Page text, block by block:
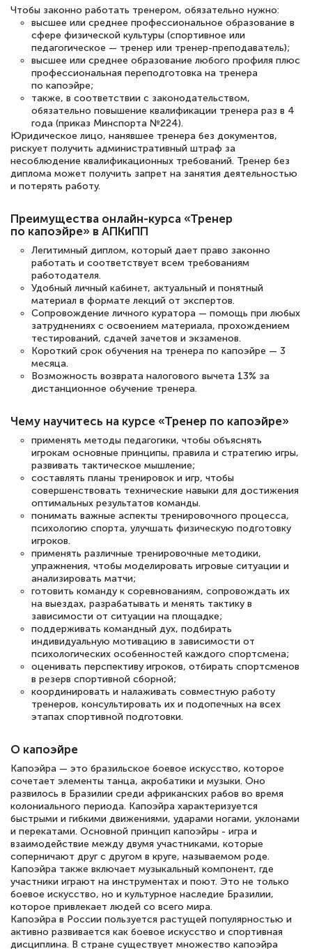
Елена Петрикс
Знаток города 5 уровня
11 марта 2026
Всем добрый день! Я прошла курс
повышени каалификации по
специальности «Тренер-преподаватель
по тяжелой атлетике»! Хочется
подчеркуть, что при обращении
специалисты, ответили на все
интересующие вопросы и в течении
двух…
Светлана К
Знаток города 7 уровня
10 марта 2026
быстро ответили, разъяснили все детали.
Обучение понравилось: огромное
количество тематической литературы,
пособий и учебников доступно на время
прохождения курса, удобная система
аттестации, проблем не возникло ни на
каком этапе…
Чтобы законно работать тренером, обязательно нужно:
высшее или среднее профессиональное образование в
сфере физической культуры (спортивное или
педагогическое — тренер или тренер-преподаватель);
высшее или среднее образование любого профиля плюс
профессиональная переподготовка на тренера
по капоэйре;
также, в соответствии с законодательством,
обязательно повышение квалификации тренера раз в 4
года (приказ Минспорта №224).
Юридическое лицо, нанявшее тренера без документов,
рискует получить административный штраф за
несоблюдение квалификационных требований. Тренер без
диплома может получить запрет на занятия деятельностью
и потерять работу.
Преимущества онлайн-курса «Тренер
по капоэйре» в АПКиПП
Легитимный диплом, который дает право законно
работать и соответствует всем требованиям
работодателя.
Удобный личный кабинет, актуальный и понятный
материал в формате лекций от экспертов.
Сопровождение личного куратора — помощь при любых
затруднениях с освоением материала, прохождением
тестирований, сдачей зачетов и экзаменов.
Короткий срок обучения на тренера по капоэйре — 3
месяца.
Возможность возврата налогового вычета 13% за
дистанционное обучение тренера.
Чему научитесь на курсе «Тренер по капоэйре»
применять методы педагогики, чтобы объяснять
игрокам основные принципы, правила и стратегию игры,
развивать тактическое мышление;
составлять планы тренировок и игр, чтобы
совершенствовать технические навыки для достижения
оптимальных результатов команды.
понимать важные аспекты тренировочного процесса,
психологию спорта, улучшать физическую подготовку
игроков.
применять различные тренировочные методики,
упражнения, чтобы моделировать игровые ситуации и
анализировать матчи;
готовить команду к соревнованиям, сопровождать их
на выездах, разрабатывать и менять тактику в
зависимости от ситуации на площадке;
поддерживать командный дух, подбирать
индивидуальную мотивацию в зависимости от
психологических особенностей каждого спортсмена;
оценивать перспективу игроков, отбирать спортсменов
в резерв спортивной сборной;
координировать и налаживать совместную работу
тренеров, консультировать их и подопечных на всех
этапах спортивной подготовки.
О капоэйре
Капоэйра — это бразильское боевое искусство, которое
сочетает элементы танца, акробатики и музыки. Оно
развилось в Бразилии среди африканских рабов во время
колониального периода. Капоэйра характеризуется
быстрыми и гибкими движениями, ударами ногами, уклонами
и перекатами. Основной принцип капоэйры - игра и
взаимодействие между двумя участниками, которые
соперничают друг с другом в круге, называемом роде.
Капоэйра также включает музыкальный компонент, где
участники играют на инструментах и поют. Это не только
боевое искусство, но и культурное наследие Бразилии,
которое привлекает людей со всего мира.
Капоэйра в России пользуется растущей популярностью и
активно развивается как боевое искусство и спортивная
дисциплина. В стране существует множество капоэйра